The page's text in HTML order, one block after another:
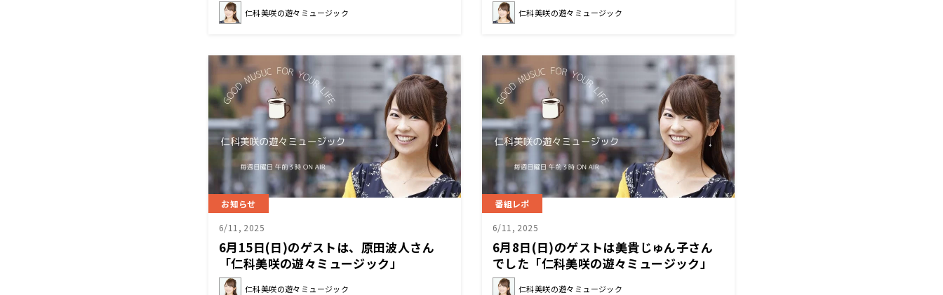
仁科美咲の遊々ミュージック 仁科美咲の遊々ミュージック
お知らせ
6/11, 2025
6月15日(日)のゲストは、原田波人さん
「仁科美咲の遊々ミュージック」
仁科美咲の遊々ミュージック
番組レポ
6/11, 2025
6月8日(日)のゲストは美貴じゅん子さん
でした「仁科美咲の遊々ミュージック」
仁科美咲の遊々ミュージック